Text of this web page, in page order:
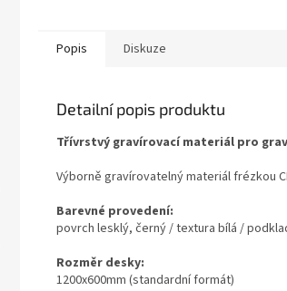
Popis Diskuze
Detailní popis produktu
Třívrstvý gravírovací materiál pro
Výborně gravírovatelný materiál frézkou
Barevné provedení:
povrch lesklý, černý / textura bílá /
Rozměr desky:
1200x600mm (standardní formát)